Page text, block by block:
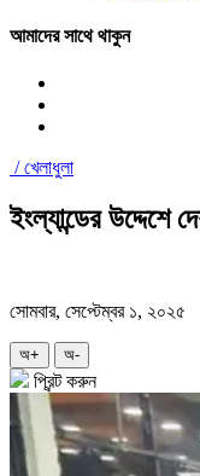
আমাদের সাথে থাকুন
/খেলাধুলা
ইংল্যান্ডের উদ্দেশে
সোমবার, সেপ্টেম্বর ১, ২০২৫
অ+ অ-
প্রিন্ট করুন